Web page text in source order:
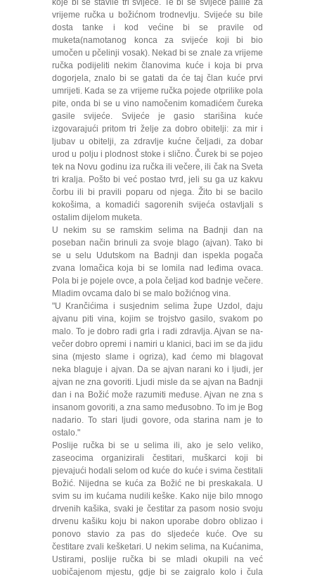
koje bi se stavile tri svijeće. Te bi se svijeće palile za
vrijeme ručka u božićnom trodnevlju. Svijeće su bile
dosta tanke i kod većine bi se pravile od
muketa(namotanog konca za svijeće koji bi bio
umočen u pčelinji vosak). Nekad bi se znale za vrijeme
ručka podijeliti nekim članovima kuće i koja bi prva
dogorjela, znalo bi se gatati da će taj član kuće prvi
umrijeti. Kada se za vrijeme ručka pojede otprilike pola
pite, onda bi se u vino namočenim komadićem čureka
gasile svijeće. Svijeće je gasio starišina kuće
izgovarajući pritom tri želje za dobro obitelji: za mir i
ljubav u obitelji, za zdravlje kućne čeljadi, za dobar
urod u polju i plodnost stoke i slično. Čurek bi se pojeo
tek na Novu godinu iza ručka ili večere, ili čak na Sveta
tri kralja. Pošto bi već postao tvrd, jeli su ga uz kakvu
čorbu ili bi pravili poparu od njega. Žito bi se bacilo
kokošima, a komadići sagorenih svijeća ostavljali s
ostalim dijelom muketa.
U nekim su se ramskim selima na Badnji dan na
poseban način brinuli za svoje blago (ajvan). Tako bi
se u selu Udutskom na Badnji dan ispekla pogača
zvana lomačica koja bi se lomila nad leđima ovaca.
Pola bi je pojele ovce, a pola čeljad kod badnje večere.
Mladim ovcama dalo bi se malo božićnog vina.
"U Krančićima i susjednim selima župe Uzdol, daju
ajvanu piti vina, kojim se trojstvo gasilo, svakom po
malo. To je dobro radi grla i radi zdravlja. Ajvan se na­
večer dobro opremi i namiri u klanici, baci im se da jidu
sina (mjesto slame i ogriza), kad ćemo mi blagovat
neka blaguje i ajvan. Da se ajvan narani ko i ljudi, jer
ajvan ne zna govoriti. Ljudi misle da se ajvan na Badnji
dan i na Božić može razumiti međuse. Ajvan ne zna s
insanom govoriti, a zna samo međusobno. To im je Bog
nadario. To stari ljudi govore, oda starina nam je to
ostalo."
Poslije ručka bi se u selima ili, ako je selo veliko,
zaseocima organizirali čestitari, muškarci koji bi
pjevajući hodali selom od kuće do kuće i svima čestitali
Božić. Nijedna se kuća za Božić ne bi preskakala. U
svim su im kućama nudili keške. Kako nije bilo mnogo
drvenih kašika, svaki je čestitar za pasom nosio svoju
drvenu kašiku koju bi nakon uporabe dobro oblizao i
ponovo stavio za pas do sljedeće kuće. Ove su
čestitare zvali kešketari. U nekim selima, na Kućanima,
Ustirami, poslije ručka bi se mladi okupili na već
uobičajenom mjestu, gdje bi se zaigralo kolo i čula